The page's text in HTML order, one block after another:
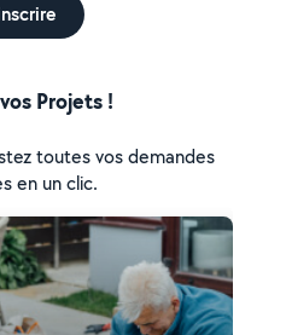
Projets !
toutes vos demandes
en un clic.